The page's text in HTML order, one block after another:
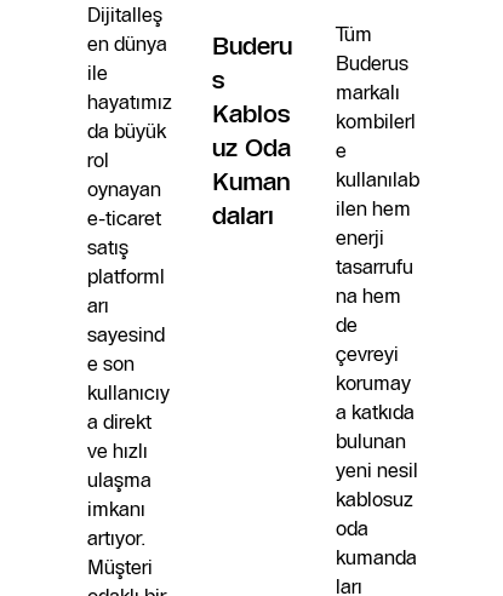
Dijitalleş
en dünya
ile
hayatımız
da büyük
rol
oynayan
e-ticaret
satış
platforml
arı
sayesind
e son
kullanıcıy
a direkt
ve hızlı
ulaşma
imkanı
artıyor.
Müşteri
Buderu
s
Kablos
uz Oda
Kuman
daları
Tüm
Buderus
markalı
kombilerl
e
kullanılab
ilen hem
enerji
tasarrufu
na hem
de
çevreyi
korumay
a katkıda
bulunan
yeni nesil
kablosuz
oda
kumanda
ları